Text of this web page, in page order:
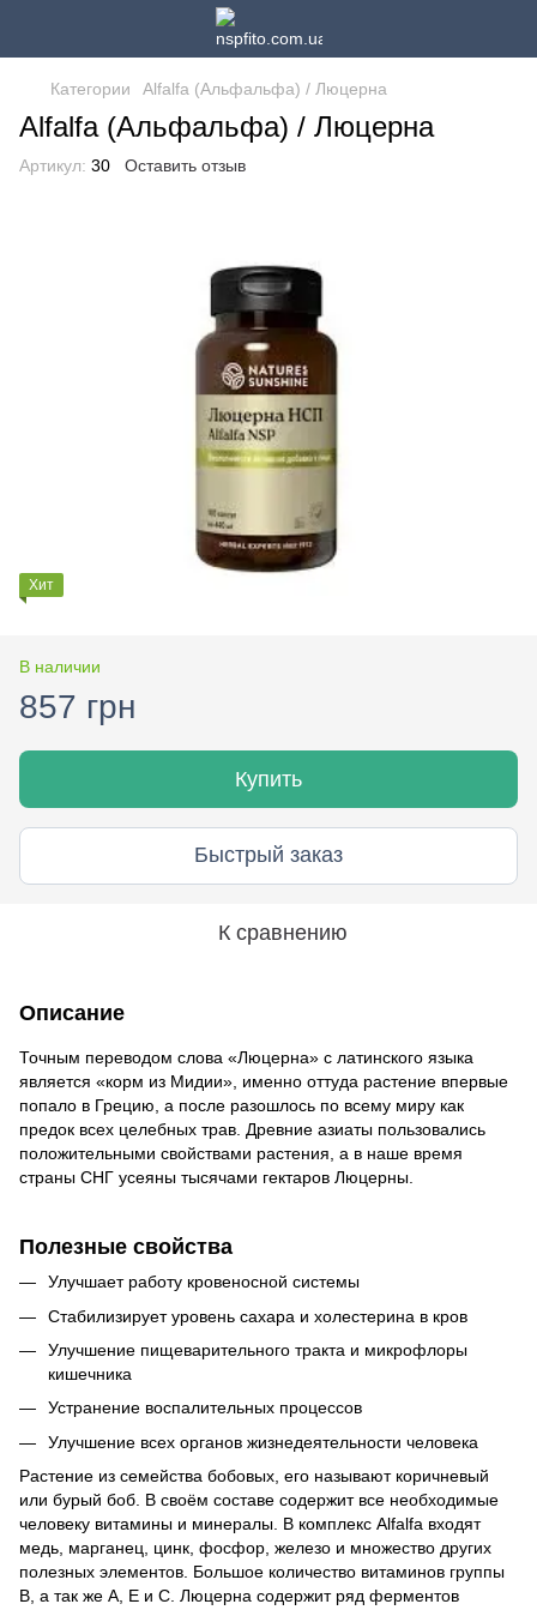
Категории Alfalfa (Альфальфа) / Люцерна
Alfalfa (Альфальфа) / Люцерна
Артикул: 30 Оставить отзыв
Хит
В наличии
857 грн
Купить
Быстрый заказ
К сравнению
Описание
Точным переводом слова «Люцерна» с латинского языка
является «корм из Мидии», именно оттуда растение впервые
попало в Грецию, а после разошлось по всему миру как
предок всех целебных трав. Древние азиаты пользовались
положительными свойствами растения, а в наше время
страны СНГ усеяны тысячами гектаров Люцерны.
Полезные свойства
Улучшает работу кровеносной системы
Стабилизирует уровень сахара и холестерина в кров
Улучшение пищеварительного тракта и микрофлоры
кишечника
Устранение воспалительных процессов
Улучшение всех органов жизнедеятельности человека
Растение из семейства бобовых, его называют коричневый
или бурый боб. В своём составе содержит все необходимые
человеку витамины и минералы. В комплекс Alfalfa входят
медь, марганец, цинк, фосфор, железо и множество других
полезных элементов. Большое количество витаминов группы
B, а так же A, E и C. Люцерна содержит ряд ферментов